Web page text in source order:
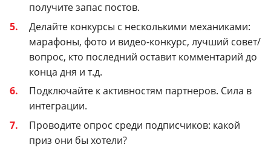
получите запас постов.
Делайте конкурсы с несколькими механиками:
марафоны, фото и видео-конкурс, лучший совет/
вопрос, кто последний оставит комментарий до
конца дня и т.д.
Подключайте к активностям партнеров. Сила в
интеграции.
Проводите опрос среди подписчиков: какой
приз они бы хотели?